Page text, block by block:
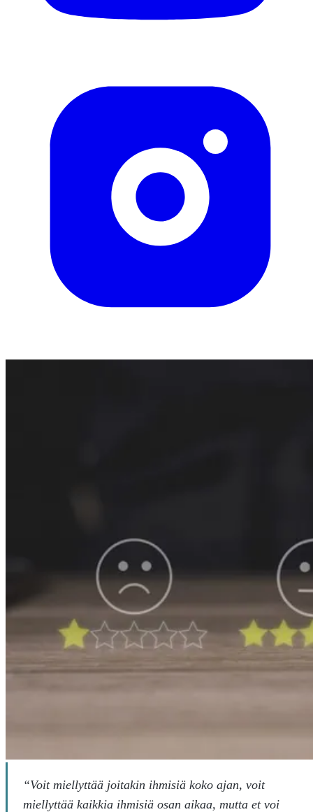
“Voit miellyttää joitakin ihmisiä koko ajan, voit
miellyttää kaikkia ihmisiä osan aikaa, mutta et voi